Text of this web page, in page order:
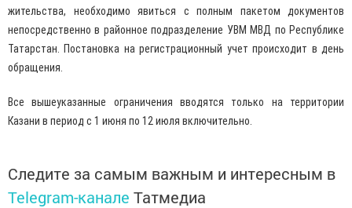
жительства, необходимо явиться с полным пакетом документов
непосредственно в районное подразделение УВМ МВД по Республике
Татарстан. Постановка на регистрационный учет происходит в день
обращения.
Все вышеуказанные ограничения вводятся только на территории
Казани в период с 1 июня по 12 июля включительно.
Следите за самым важным и интересным в
Telegram-канале Татмедиа